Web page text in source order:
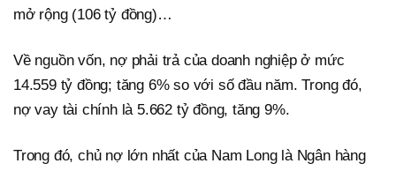
mở rộng (106 tỷ đồng)…
Về nguồn vốn, nợ phải trả của doanh nghiệp ở mức
14.559 tỷ đồng; tăng 6% so với số đầu năm. Trong đó,
nợ vay tài chính là 5.662 tỷ đồng, tăng 9%.
Trong đó, chủ nợ lớn nhất của Nam Long là Ngân hàng